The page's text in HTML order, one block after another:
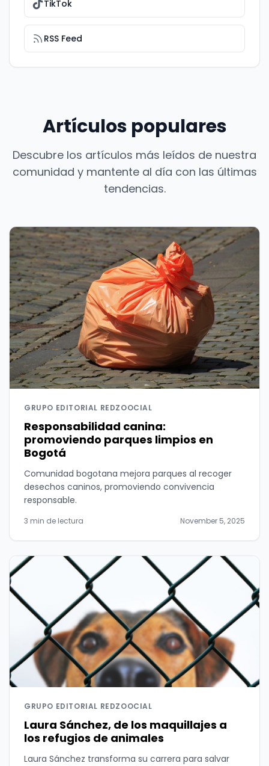
TikTok
RSS Feed
Artículos populares
Descubre los artículos más leídos de nuestra
comunidad y mantente al día con las últimas
tendencias.
GRUPO EDITORIAL REDZOOCIAL
Responsabilidad canina:
promoviendo parques limpios en
Bogotá
Comunidad bogotana mejora parques al recoger
desechos caninos, promoviendo convivencia
responsable.
3 min de lectura November 5, 2025
GRUPO EDITORIAL REDZOOCIAL
Laura Sánchez, de los maquillajes a
los refugios de animales
Laura Sánchez transforma su carrera para salvar